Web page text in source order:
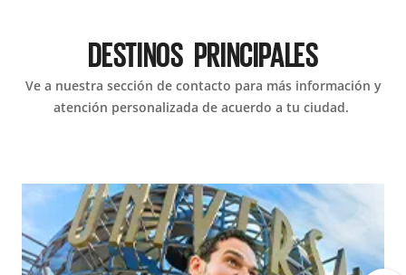
DESTINOS PRINCIPALES
Ve a nuestra sección de contacto para más información y
atención personalizada de acuerdo a tu ciudad.